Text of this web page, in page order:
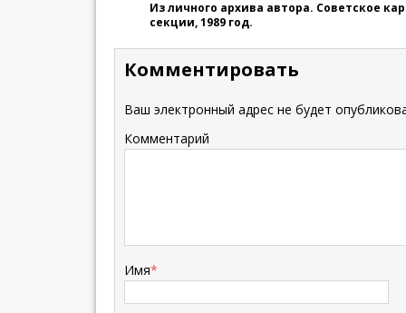
Из личного архива автора. Советское
секции, 1989 год.
Комментировать
Ваш электронный адрес не будет
Комментарий
Имя*